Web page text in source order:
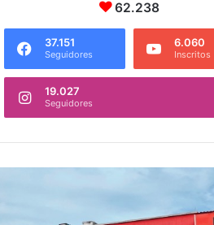
62.238
37.151
Seguidores
6.060
Inscritos
19.027
Seguidores